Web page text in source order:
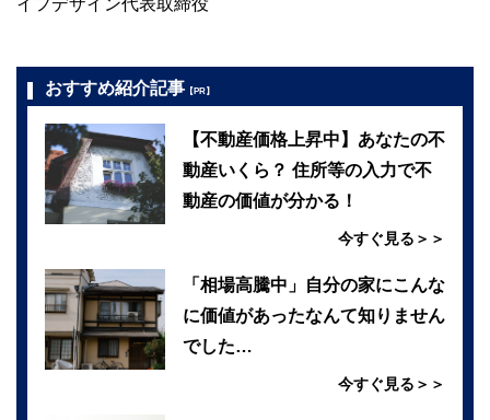
おすすめ紹介記事 【PR】
【不動産価格上昇中】あなたの不
動産いくら？ 住所等の入力で不
動産の価値が分かる！
今すぐ見る＞＞
「相場高騰中」自分の家にこんな
に価値があったなんて知りません
でした…
今すぐ見る＞＞